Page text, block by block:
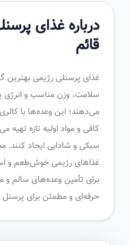
درباره غذای
غذای پرسنلی رژیمی بهترین گزینه
سلامت، وزن مناسب و انرژی پایدار
می‌دهند؛ این وعده‌ها با کالری
کافی و مواد اولیه تازه تهیه
سبکی و شادابی ایجاد کنند. مجموعه
غذاهای رژیمی خوش‌طعم و استاندارد،
برای تأمین وعده‌های سالم و متعادل
حرفه‌ای و مطمئن برای پرسنل فراهم